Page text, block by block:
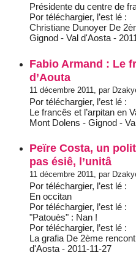
Présidente du centre de
Por téléchargier, l’est lé :
Christiane Dunoyer De
Gignod - Val d'Aosta -
Fabio Armand : Le
d’Aouta
11 décembre 2011, par
Por téléchargier, l’est lé :
Le francês et l’arpitan en
Mont Dolens - Gignod -
Peïre Costa, un
pas ésiê, l’unitâ
11 décembre 2011, par
Por téléchargier, l’est lé :
En occitan
Por téléchargier, l’est lé :
"Patouès" : Nan !
Por téléchargier, l’est lé :
La grafia De 2ème
d'Aosta - 2011-11-27